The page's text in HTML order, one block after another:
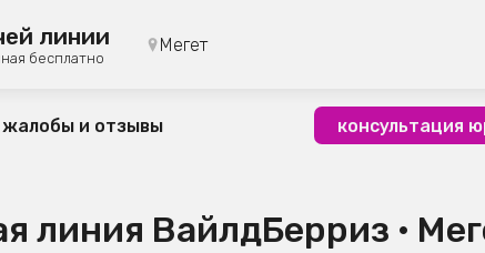
линии
бесплатно
Мегет
жалобы и отзывы консультация
линия ВайлдБерриз •